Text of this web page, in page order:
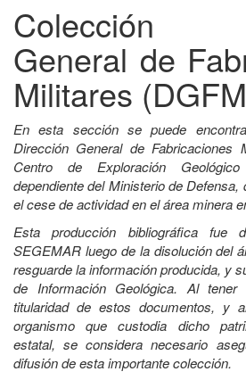
Colección
General de
Militares
En esta sección se puede
Dirección General de
Centro de Exploración
dependiente del Ministerio de
el cese de actividad en el área minera
Esta producción bibliográfica fue
SEGEMAR luego de la disolución del
resguarde la información producida, y
de Información Geológica. Al
titularidad de estos documentos, y
organismo que custodia dicho
estatal, se considera necesario
difusión de esta importante colección.